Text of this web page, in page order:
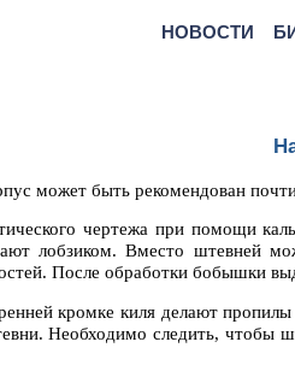
НОВОСТИ
может быть рекомендован
чертежа при помощи
лобзиком. Вместо штевней
После обработки бобышки
кромке киля делают
Необходимо следить, чтобы